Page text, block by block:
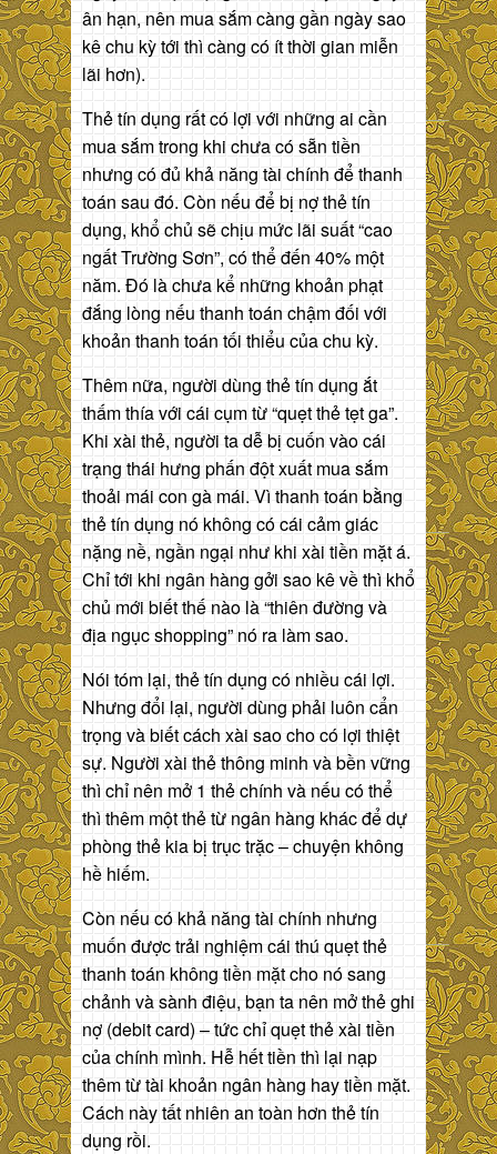
ân hạn, nên mua sắm càng gần ngày sao
kê chu kỳ tới thì càng có ít thời gian miễn
lãi hơn).
Thẻ tín dụng rất có lợi với những ai cần
mua sắm trong khi chưa có sẵn tiền
nhưng có đủ khả năng tài chính để thanh
toán sau đó. Còn nếu để bị nợ thẻ tín
dụng, khổ chủ sẽ chịu mức lãi suất “cao
ngất Trường Sơn”, có thể đến 40% một
năm. Đó là chưa kể những khoản phạt
đắng lòng nếu thanh toán chậm đối với
khoản thanh toán tối thiểu của chu kỳ.
Thêm nữa, người dùng thẻ tín dụng ắt
thấm thía với cái cụm từ “quẹt thẻ tẹt ga”.
Khi xài thẻ, người ta dễ bị cuốn vào cái
trạng thái hưng phấn đột xuất mua sắm
thoải mái con gà mái. Vì thanh toán bằng
thẻ tín dụng nó không có cái cảm giác
nặng nề, ngần ngại như khi xài tiền mặt á.
Chỉ tới khi ngân hàng gởi sao kê về thì khổ
chủ mới biết thế nào là “thiên đường và
địa ngục shopping” nó ra làm sao.
Nói tóm lại, thẻ tín dụng có nhiều cái lợi.
Nhưng đổi lại, người dùng phải luôn cẩn
trọng và biết cách xài sao cho có lợi thiệt
sự. Người xài thẻ thông minh và bền vững
thì chỉ nên mở 1 thẻ chính và nếu có thể
thì thêm một thẻ từ ngân hàng khác để dự
phòng thẻ kia bị trục trặc – chuyện không
hề hiếm.
Còn nếu có khả năng tài chính nhưng
muốn được trải nghiệm cái thú quẹt thẻ
thanh toán không tiền mặt cho nó sang
chảnh và sành điệu, bạn ta nên mở thẻ ghi
nợ (debit card) – tức chỉ quẹt thẻ xài tiền
của chính mình. Hễ hết tiền thì lại nạp
thêm từ tài khoản ngân hàng hay tiền mặt.
Cách này tất nhiên an toàn hơn thẻ tín
dụng rồi.